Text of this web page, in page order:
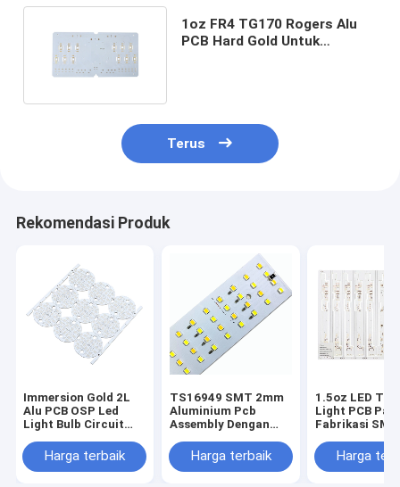
1oz FR4 TG170 Rogers Alu
PCB Hard Gold Untuk
Terus
Rekomendasi Produk
Immersion Gold 2L
Alu PCB OSP Led
Light Bulb Circuit
Harga terbaik
TS16949 SMT 2mm
Aluminium Pcb
Assembly Dengan
Harga terbaik
1.5oz LED
Light PCB
Fabrikasi SMT
PcbHarga